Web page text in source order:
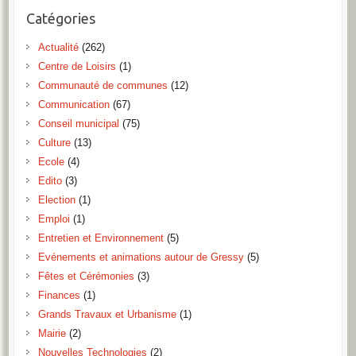
Catégories
Actualité(262)
Centre de Loisirs (1)
Communauté de communes (12)
Communication(67)
Conseil municipal (75)
Culture(13)
Ecole(4)
Edito(3)
Election(1)
Emploi (1)
Entretien et Environnement(5)
Evénements et animations autour de Gressy(5)
Fêtes et Cérémonies (3)
Finances (1)
Grands Travaux et Urbanisme(1)
Mairie(2)
Nouvelles Technologies (2)